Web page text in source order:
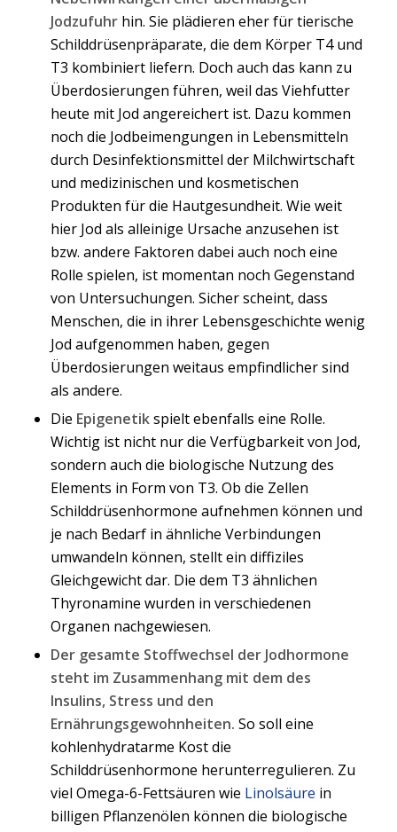
Jodzufuhrhin. Sie plädieren eher für tierische
Schilddrüsenpräparate, die dem Körper T4 und
T3 kombiniert liefern. Doch auch das kann zu
Überdosierungen führen, weil das Viehfutter
heute mit Jod angereichert ist. Dazu kommen
noch die Jodbeimengungen in Lebensmitteln
durch Desinfektionsmittel der Milchwirtschaft
und medizinischen und kosmetischen
Produkten für die Hautgesundheit. Wie weit
hier Jod als alleinige Ursache anzusehen ist
bzw. andere Faktoren dabei auch noch eine
Rolle spielen, ist momentan noch Gegenstand
von Untersuchungen. Sicher scheint, dass
Menschen, die in ihrer Lebensgeschichte wenig
Jod aufgenommen haben, gegen
Überdosierungen weitaus empfindlicher sind
als andere.
Die Epigenetikspielt ebenfalls eine Rolle.
Wichtig ist nicht nur die Verfügbarkeit von Jod,
sondern auch die biologische Nutzung des
Elements in Form von T3. Ob die Zellen
Schilddrüsenhormone aufnehmen können und
je nach Bedarf in ähnliche Verbindungen
umwandeln können, stellt ein diffiziles
Gleichgewicht dar. Die dem T3 ähnlichen
Thyronamine wurden in verschiedenen
Organen nachgewiesen.
Der gesamte Stoffwechsel der Jodhormone
steht im Zusammenhang mit dem des
Insulins, Stress und den
Ernährungsgewohnheiten. So soll eine
kohlenhydratarme Kost die
Schilddrüsenhormone herunterregulieren. Zu
viel Omega-6-Fettsäuren wie Linolsäure in
billigen Pflanzenölen können die biologische